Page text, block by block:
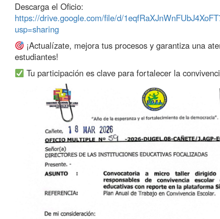
Descarga el Oficio:
https://drive.google.com/file/d/
usp=sharing
¡Actualízate, mejora tus procesos y garantiza una
estudiantes!
Tu participación es clave para fortalecer la